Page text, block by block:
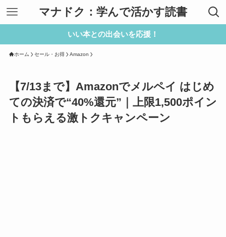
マナドク：学んで活かす読書
いい本との出会いを応援！
ホーム セール・お得 Amazon
【7/13まで】Amazonでメルペイ はじめ
ての決済で“40%還元”｜上限1,500ポイン
トもらえる激トクキャンペーン